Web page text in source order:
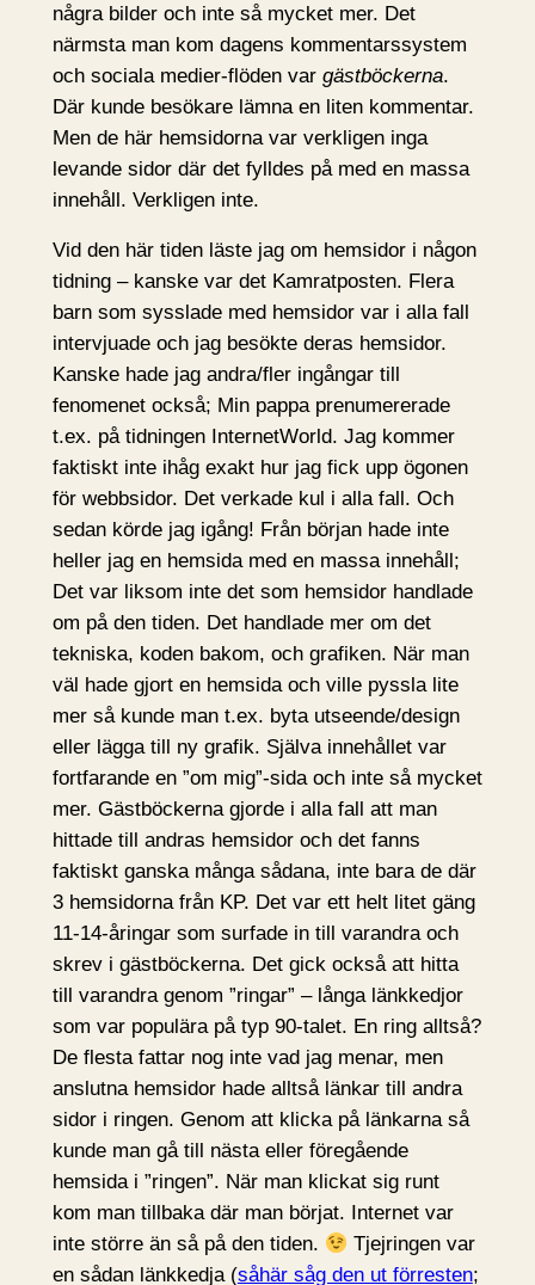
några bilder och inte så mycket mer. Det
närmsta man kom dagens kommentarssystem
och sociala medier-flöden var gästböckerna.
Där kunde besökare lämna en liten kommentar.
Men de här hemsidorna var verkligen inga
levande sidor där det fylldes på med en massa
innehåll. Verkligen inte.
Vid den här tiden läste jag om hemsidor i någon
tidning – kanske var det Kamratposten. Flera
barn som sysslade med hemsidor var i alla fall
intervjuade och jag besökte deras hemsidor.
Kanske hade jag andra/fler ingångar till
fenomenet också; Min pappa prenumererade
t.ex. på tidningen InternetWorld. Jag kommer
faktiskt inte ihåg exakt hur jag fick upp ögonen
för webbsidor. Det verkade kul i alla fall. Och
sedan körde jag igång! Från början hade inte
heller jag en hemsida med en massa innehåll;
Det var liksom inte det som hemsidor handlade
om på den tiden. Det handlade mer om det
tekniska, koden bakom, och grafiken. När man
väl hade gjort en hemsida och ville pyssla lite
mer så kunde man t.ex. byta utseende/design
eller lägga till ny grafik. Själva innehållet var
fortfarande en ”om mig”-sida och inte så mycket
mer. Gästböckerna gjorde i alla fall att man
hittade till andras hemsidor och det fanns
faktiskt ganska många sådana, inte bara de där
3 hemsidorna från KP. Det var ett helt litet gäng
11-14-åringar som surfade in till varandra och
skrev i gästböckerna. Det gick också att hitta
till varandra genom ”ringar” – långa länkkedjor
som var populära på typ 90-talet. En ring alltså?
De flesta fattar nog inte vad jag menar, men
anslutna hemsidor hade alltså länkar till andra
sidor i ringen. Genom att klicka på länkarna så
kunde man gå till nästa eller föregående
hemsida i ”ringen”. När man klickat sig runt
kom man tillbaka där man börjat. Internet var
inte större än så på den tiden.
Tjejringen var
en sådan länkkedja (såhär såg den ut förresten;